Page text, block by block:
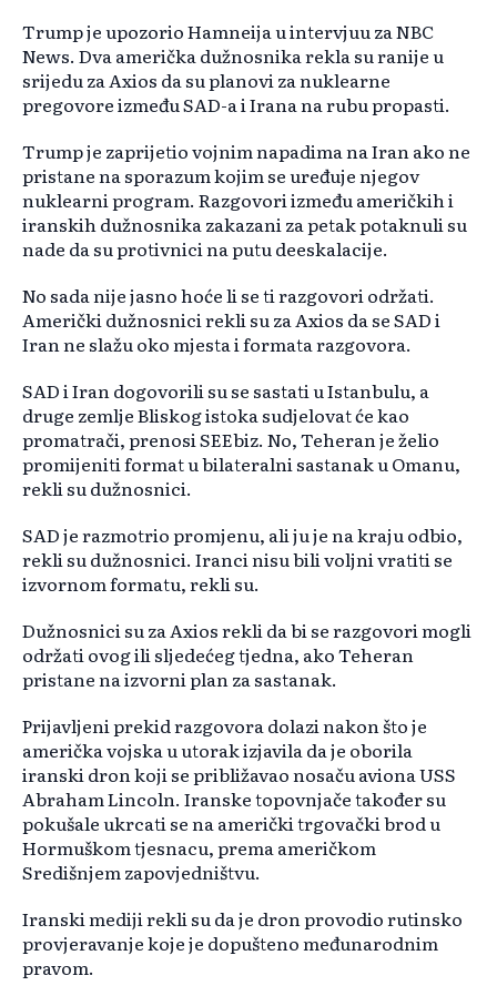
Trump je upozorio Hamneija u intervjuu za NBC
News. Dva američka dužnosnika rekla su ranije u
srijedu za Axios da su planovi za nuklearne
pregovore između SAD-a i Irana na rubu propasti.
Trump je zaprijetio vojnim napadima na Iran ako ne
pristane na sporazum kojim se uređuje njegov
nuklearni program. Razgovori između američkih i
iranskih dužnosnika zakazani za petak potaknuli su
nade da su protivnici na putu deeskalacije.
No sada nije jasno hoće li se ti razgovori održati.
Američki dužnosnici rekli su za Axios da se SAD i
Iran ne slažu oko mjesta i formata razgovora.
SAD i Iran dogovorili su se sastati u Istanbulu, a
druge zemlje Bliskog istoka sudjelovat će kao
promatrači, prenosi SEEbiz. No, Teheran je želio
promijeniti format u bilateralni sastanak u Omanu,
rekli su dužnosnici.
SAD je razmotrio promjenu, ali ju je na kraju odbio,
rekli su dužnosnici. Iranci nisu bili voljni vratiti se
izvornom formatu, rekli su.
Dužnosnici su za Axios rekli da bi se razgovori mogli
održati ovog ili sljedećeg tjedna, ako Teheran
pristane na izvorni plan za sastanak.
Prijavljeni prekid razgovora dolazi nakon što je
američka vojska u utorak izjavila da je oborila
iranski dron koji se približavao nosaču aviona USS
Abraham Lincoln. Iranske topovnjače također su
pokušale ukrcati se na američki trgovački brod u
Hormuškom tjesnacu, prema američkom
Središnjem zapovjedništvu.
Iranski mediji rekli su da je dron provodio rutinsko
provjeravanje koje je dopušteno međunarodnim
pravom.